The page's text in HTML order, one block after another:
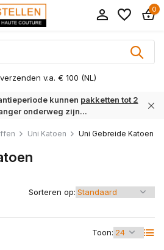
0
v.a. € 100 (NL)
kunnen pakketten tot 2
onderweg zijn...
Uni Katoen Uni Gebreide Katoen
Toon:
Sorteren op: